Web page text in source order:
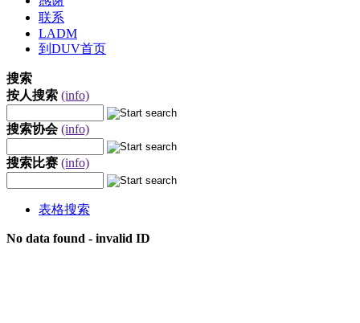
联系
LADM
到DUV首页
搜索
按人搜索 (info)
搜索协会 (info)
搜索比赛 (info)
表格搜索
No data found - invalid ID